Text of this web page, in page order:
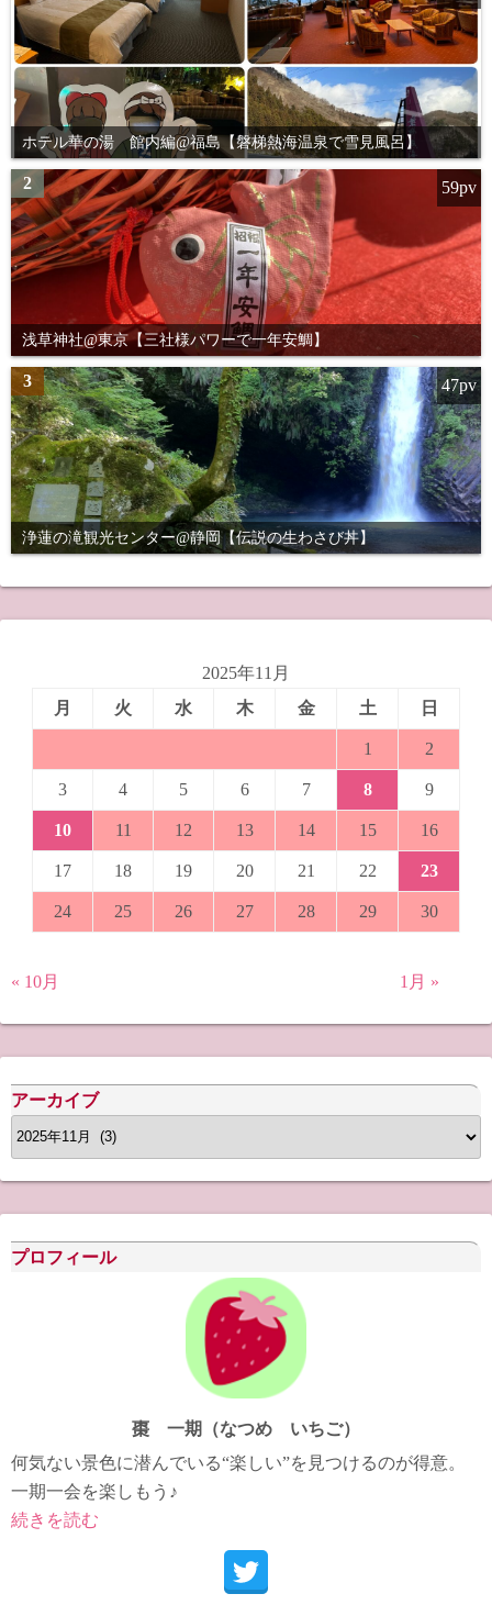
ホテル華の湯 館内編@福島【磐梯熱海温泉で雪見風呂】
2
浅草神社@東京【三社様パワーで一年安鯛】
59pv
3
浄蓮の滝観光センター@静岡【伝説の生わさび丼】
47pv
2025年11月
月
火 水 木 金 土 日
1 2
3 4 5 6 7 8 9
10 11 12 13 14 15 16
17 18 19 20 21 22 23
24 25 26 27 28 29 30
« 10月 1月 »
アーカイブ
ア
ー
カ
イ
ブ
プロフィール
棗 一期（なつめ いちご）
何気ない景色に潜んでいる“楽しい”を見つけるのが得意。
一期一会を楽しもう♪
続きを読む